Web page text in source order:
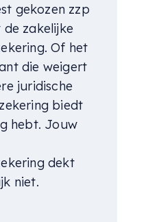
gekozen zzp
zakelijke
Of het
die weigert
juridische
biedt
hebt. Jouw
dekt
niet.